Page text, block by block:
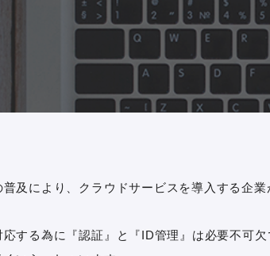
普及により、クラウドサービスを導入する企
応する為に『認証』と『ID管理』は必要不可